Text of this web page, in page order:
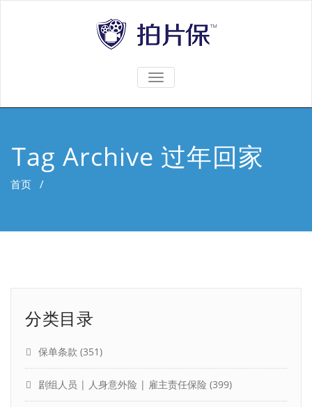
TOGGLE
Tag Archive 过年回家
首页 /
分类目录
保单条款 (351)
剧组人员 | 人身意外险 | 雇主责任保险 (399)